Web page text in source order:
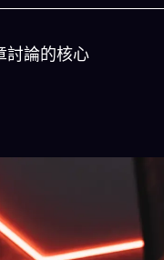
討論的核心